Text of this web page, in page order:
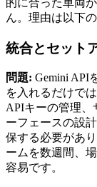
ん。理由は以下の
統合とセット
問題: Gemini API
を入れるだけで
APIキーの管理、
ーフェースの設
保する必要があ
ームを数週間、
容易です。